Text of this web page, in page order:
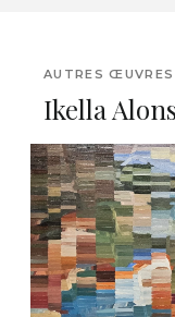
AUTRES
Ikella